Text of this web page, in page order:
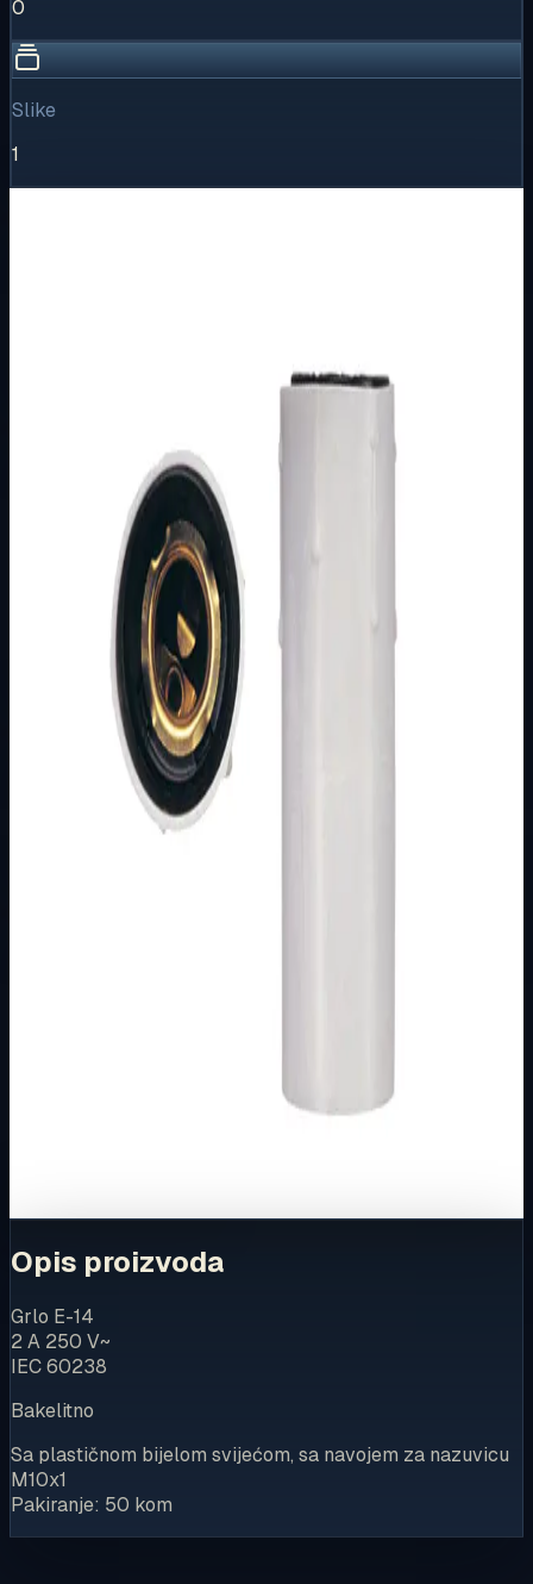
0
Slike
1
Osnovne informacije
Nopallux
GRLA
Podkategorija
Osnovna kategorija
Način prikaza
Prezentacijski prikaz bez cijena, košarice, zaliha i
Kratak pregled
Grlo E-14 2 A 250 V~ IEC 60238 Bakelitno Sa plastičnom
bijelom svijećom, sa navojem za nazuvicu M10x1
Za kompletnu dostupnost i internetsku kupnju posjetite
Opis proizvoda
Grlo E-14
2 A 250 V~
IEC 60238
Bakelitno
Sa plastičnom bijelom svijećom, sa navojem za nazuvicu
M10x1
Pakiranje: 50 kom